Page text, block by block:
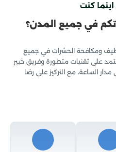
كنت
في جميع المدن؟
ومكافحة الحشرات في جميع
على تقنيات متطورة وفريق خبير
الساعة، مع التركيز على رضا